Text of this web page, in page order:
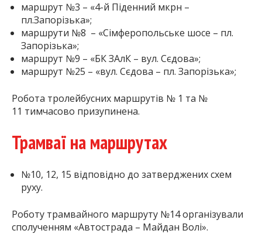
маршрут №3 – «4-й Піденний мкрн –
пл.Запорізька»;
маршрути №8 – «Сімферопольське шосе – пл.
Запорізька»;
маршрут №9 – «БК ЗАлК – вул. Сєдова»;
маршрут №25 – «вул. Сєдова – пл. Запорізька»;
Робота тролейбусних маршрутів № 1 та №
11 тимчасово призупинена.
Трамваї на маршрутах
№10, 12, 15 відповідно до затверджених схем
руху.
Роботу трамвайного маршруту №14 організували
сполученням «Автострада – Майдан Волі».